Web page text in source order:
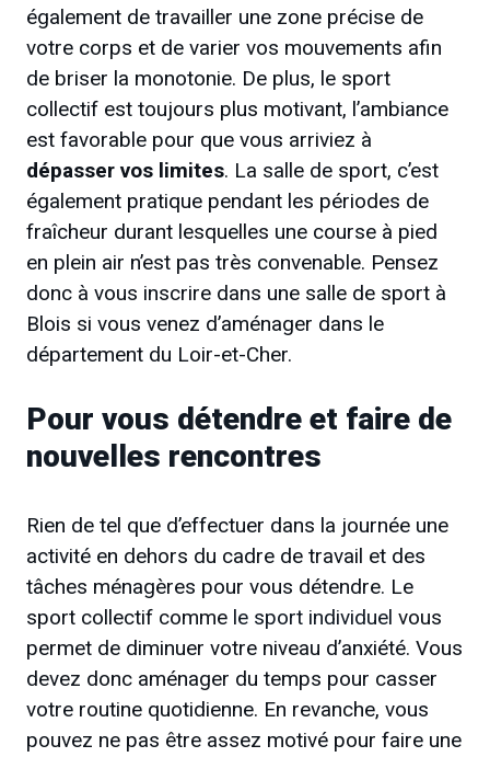
également de travailler une zone précise de
votre corps et de varier vos mouvements afin
de briser la monotonie. De plus, le sport
collectif est toujours plus motivant, l’ambiance
est favorable pour que vous arriviez à
dépasser vos limites. La salle de sport, c’est
également pratique pendant les périodes de
fraîcheur durant lesquelles une course à pied
en plein air n’est pas très convenable. Pensez
donc à vous inscrire dans une salle de sport à
Blois si vous venez d’aménager dans le
département du Loir-et-Cher.
Pour vous détendre et faire de
nouvelles rencontres
Rien de tel que d’effectuer dans la journée une
activité en dehors du cadre de travail et des
tâches ménagères pour vous détendre. Le
sport collectif comme le sport individuel vous
permet de diminuer votre niveau d’anxiété. Vous
devez donc aménager du temps pour casser
votre routine quotidienne. En revanche, vous
pouvez ne pas être assez motivé pour faire une